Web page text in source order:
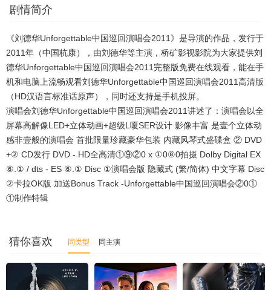
剧情简介
《刘德华Unforgettable中国巡回演唱会2011》是导演的作品，发行于
2011年（中国杭康），由刘德华等主演，桥矿影视影院为大家提供刘
德华Unforgettable中国巡回演唱会2011完整版免费在线观看，能在手
机和电脑上流畅观看刘德华Unforgettable中国巡回演唱会2011高清版
（HD汉语言标准话原声），同时还支持是手机投屏。
演唱会刘德华Unforgettable中国巡回演唱会2011讲述了：演唱会以全
屏幕高解像LED+立体动画+超级L嗄SER设计 影像丰富 是壹个立体动
感非壹般的演唱会 首批限量珍藏豪华包装 内藏风琴式盛碟盒 ② DVD
+② CD发行 DVD - HD全高清①⑨②0 x ①0⑧0拍摄 Dolby Digital EX
⑥.① / dts - ES ⑥.① Disc ①演唱会版 隐藏式 (繁/简体) 中文字幕 Disc
②卡拉OK版 加送Bonus Track -Unforgettable中国巡回演唱会②0①
①制作特辑
猜你喜欢 同类型 同主演